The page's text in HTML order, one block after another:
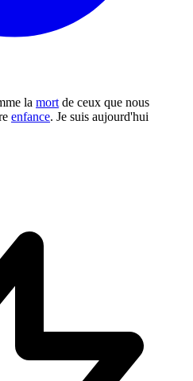
la mort de ceux que nous
enfance. Je suis aujourd'hui